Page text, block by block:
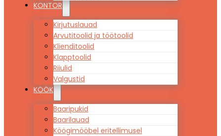
KONTOR
Kirjutuslauad
Arvutitoolid ja töötoolid
Klienditoolid
Klapptoolid
Riiulid
Valgustid
KÖÖK
Baaripukid
Baarilauad
Köögimööbel eritellimusel